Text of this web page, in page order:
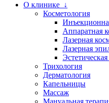
О клинике ↓
Косметология
Аппаратная
Лазерная
Лазерная
Трихология
Дерматология
Капельницы
Массаж
Мануальная